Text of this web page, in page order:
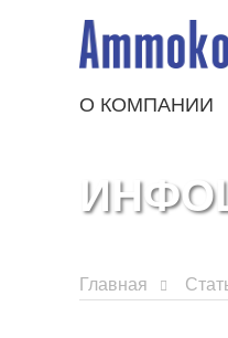
О КОМПАНИИ
Главная